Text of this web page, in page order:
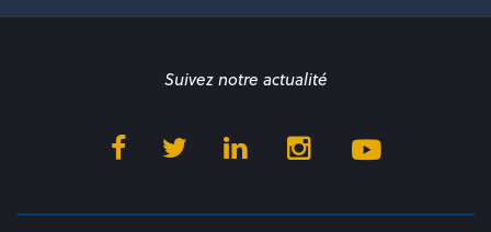
Suivez notre actualité